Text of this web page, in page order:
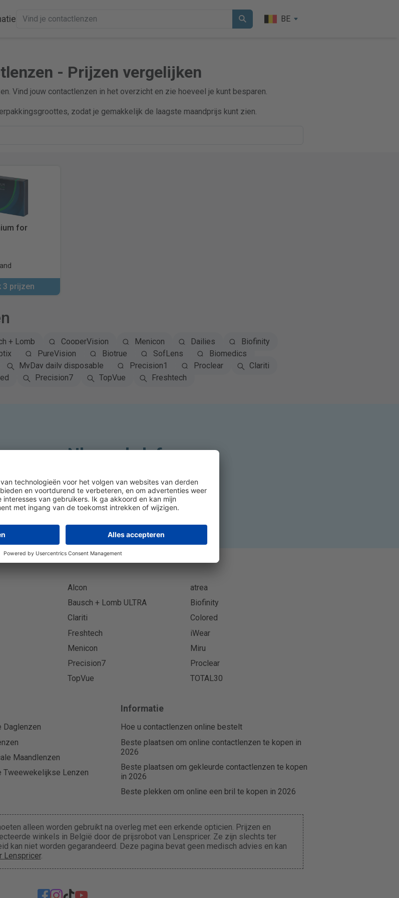
BE
- Prijzen vergelijken
Vind jouw contactlenzen in het overzicht en zie hoeveel je kunt besparen.
zodat je gemakkelijk de laagste maandprijs kunt zien.
for
3 prijzen
+ Lomb CooperVision Menicon Dailies
Biofinity
PureVision Biotrue SofLens
Biomedics
MyDay daily disposable Precision1 Proclear
Clariti
Precision7 TopVue Freshtech
op Nieuwsbrief
Abonneer
Alcon
atrea
Bausch + Lomb ULTRA
Biofinity
Clariti
Colored
Freshtech
iWear
Menicon
Miru
Precision7
Proclear
TopVue TOTAL30
Daglenzen
Maandlenzen
Tweewekelijkse Lenzen
Informatie
Hoe u contactlenzen online bestelt
Beste plaatsen om online contactlenzen te kopen in
2026
Beste plaatsen om gekleurde contactlenzen te kopen
in 2026
Beste plekken om online een bril te kopen in 2026
alleen worden gebruikt na overleg met een erkende opticien. Prijzen en
winkels in België door de prijsrobot van Lenspricer. Ze zijn slechts ter
kan niet worden gegarandeerd. Deze pagina bevat geen medisch advies en kan
Lenspricer.